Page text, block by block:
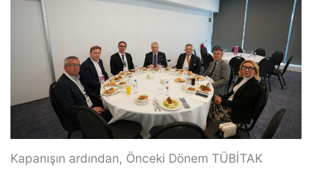
Kapanışın ardından, Önceki Dönem TÜBİTAK